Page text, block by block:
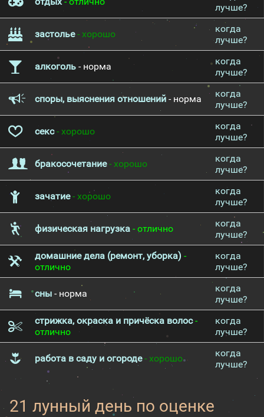
лучше?
застолье- хорошо
когда
лучше?
алкоголь - норма
когда
лучше?
споры, выяснения отношений - норма
когда
лучше?
секс- хорошо
когда
лучше?
бракосочетание- хорошо
когда
лучше?
зачатие- хорошо
когда
лучше?
физическая нагрузка - отлично
когда
лучше?
домашние дела (ремонт, уборка) -
отлично
когда
лучше?
сны - норма
когда
лучше?
стрижка, окраска и причёска волос-
отлично
когда
лучше?
работа в саду и огороде- хорошо
когда
лучше?
21 лунный день по оценке